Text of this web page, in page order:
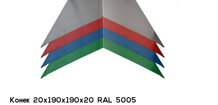
Конек 20х190х190х20 RAL 5005